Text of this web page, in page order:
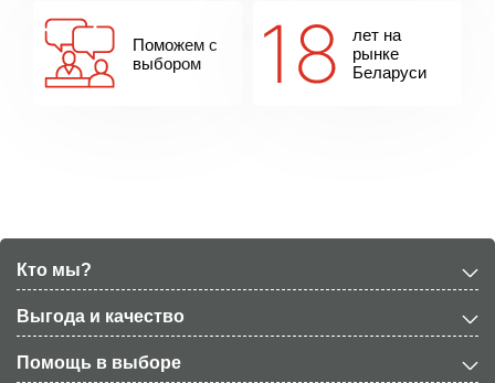
Поможем с
выбором
лет на
рынке
Беларуси
Кто мы?
Выгода и качество
Помощь в выборе